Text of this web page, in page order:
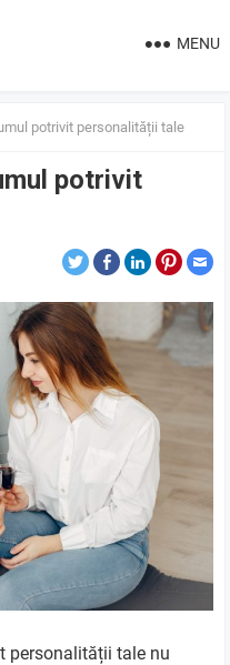
MENU
potrivit personalității tale
potrivit
personalității tale nu